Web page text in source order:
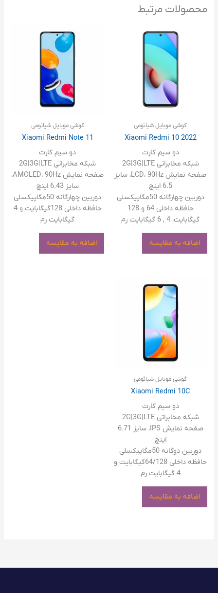
محصولات مرتبط
گوشی موبایل شیائومی
Xiaomi Redmi 10 2022
دو سیم کارت
شبکه مخابراتی 2G|3G|LTE
صفحه نمایش LCD، 90Hz، سایز
6.5 اینچ
دوربین چهارگانه 50مگاپیکسلی
حافظه داخلی 64 و 128
گیگابایت، 4 , 6 گیگابایت رم
اضافه به مقایسه
گوشی موبایل شیائومی
Xiaomi Redmi Note 11
دو سیم کارت
شبکه مخابراتی 2G|3G|LTE
صفحه نمایش AMOLED، 90Hz،
سایز 6.43 اینچ
دوربین چهارگانه 50مگاپیکسلی
حافظه داخلی 128گیگابایت و 4
گیگابایت رم
اضافه به مقایسه
گوشی موبایل شیائومی
Xiaomi Redmi 10C
دو سیم کارت
شبکه مخابراتی 2G|3G|LTE
صفحه نمایش IPS، سایز 6.71
اینچ
دوربین دوگانه 50مگاپیکسلی
حافظه داخلی 64/128گیگابایت و
4 گیگابایت رم
اضافه به مقایسه